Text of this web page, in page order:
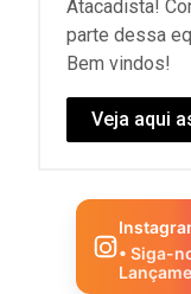
Atacadista!
parte dessa
Bem vindos!
Veja aqui
• Siga-